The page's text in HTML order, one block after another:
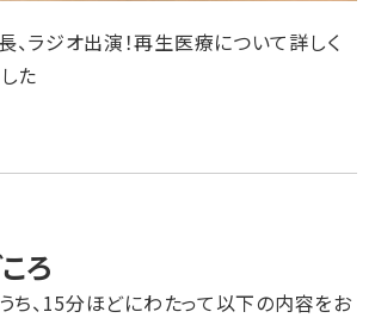
ラジオ出演！再生医療について詳しく
た
ろ
ち、15分ほどにわたって以下の内容をお